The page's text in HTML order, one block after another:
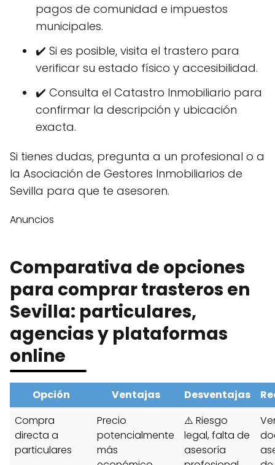
pagos de comunidad e impuestos
municipales.
✔️ Si es posible, visita el trastero para
verificar su estado físico y accesibilidad.
✔️ Consulta el Catastro Inmobiliario para
confirmar la descripción y ubicación
exacta.
Si tienes dudas, pregunta a un profesional o a
la Asociación de Gestores Inmobiliarios de
Sevilla para que te asesoren.
Anuncios
Comparativa de opciones
para comprar trasteros en
Sevilla: particulares,
agencias y plataformas
online
Opción Ventajas Desventajas
Compra
directa a
particulares
Precio
potencialmente
más
⚠️ Riesgo
legal, falta de
asesoría